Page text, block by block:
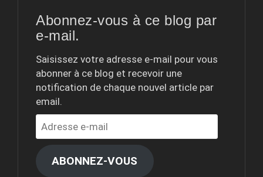
Abonnez-vous à ce blog par
e-mail.
Saisissez votre adresse e-mail pour vous
abonner à ce blog et recevoir une
notification de chaque nouvel article par
email.
Adresse
mail
ABONNEZ-VOUS